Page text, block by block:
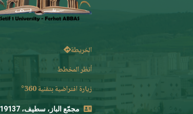
الخريطة
أنظر المخطط
زيارة افتراضية بتقنية 360°
مجمّع الباز، سطيف، 19137، الجزائر